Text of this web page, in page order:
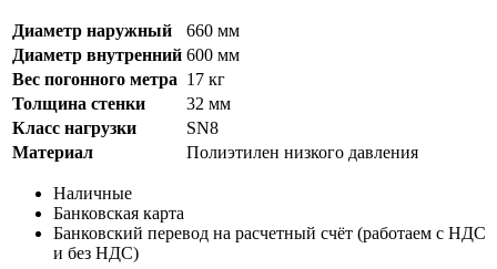
Диаметр наружный
660 мм
Диаметр внутренний 600 мм
Вес погонного метра 17 кг
Толщина стенки
32 мм
Класс нагрузки
SN8
Материал
Полиэтилен низкого давления
Наличные
Банковская карта
Банковский перевод на расчетный счёт (работаем с НДС
и без НДС)